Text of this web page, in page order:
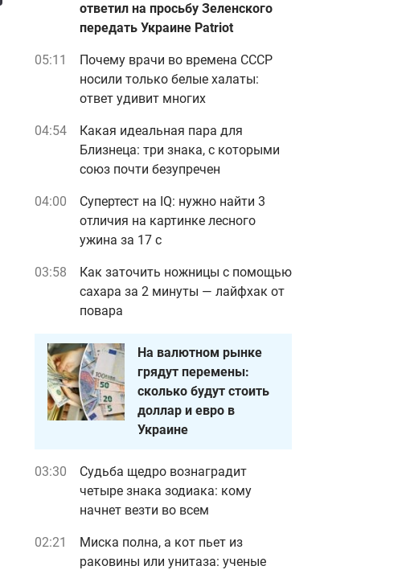
ответил на просьбу Зеленского
передать Украине Patriot
05:11
Почему врачи во времена СССР
носили только белые халаты:
ответ удивит многих
04:54
Какая идеальная пара для
Близнеца: три знака, с которыми
союз почти безупречен
04:00
Супертест на IQ: нужно найти 3
отличия на картинке лесного
ужина за 17 с
03:58
Как заточить ножницы с помощью
сахара за 2 минуты — лайфхак от
повара
На валютном рынке
грядут перемены:
сколько будут стоить
доллар и евро в
Украине
03:30
Судьба щедро вознаградит
четыре знака зодиака: кому
начнет везти во всем
02:21
Миска полна, а кот пьет из
раковины или унитаза: ученые